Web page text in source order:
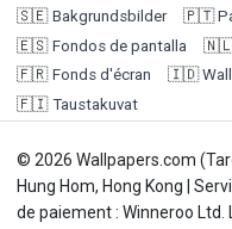
🇸🇪 Bakgrundsbilder 🇵🇹
🇪🇸 Fondos de pantalla
🇫🇷 Fonds d'écran 🇮🇩
🇫🇮 Taustakuvat
© 2026 Wallpapers.com
Hung Hom, Hong Kong |
de paiement : Winneroo